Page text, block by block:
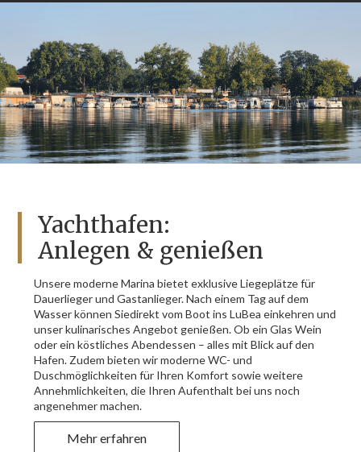
Yachthafen:
Anlegen & genießen
Unsere moderne Marina bietet exklusive Liegeplätze für
Dauerlieger und Gastanlieger. Nach einem Tag auf dem
Wasser können Siedirekt vom Boot ins LuBea einkehren und
unser kulinarisches Angebot genießen. Ob ein Glas Wein
oder ein köstliches Abendessen – alles mit Blick auf den
Hafen. Zudem bieten wir moderne WC- und
Duschmöglichkeiten für Ihren Komfort sowie weitere
Annehmlichkeiten, die Ihren Aufenthalt bei uns noch
angenehmer machen.
Mehr erfahren